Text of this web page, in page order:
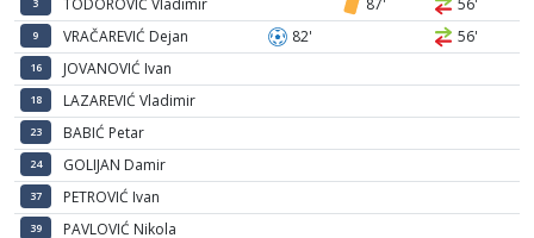
3 TODOROVIĆ Vladimir 87' 56'
9 VRAČAREVIĆ Dejan 82' 56'
16 JOVANOVIĆ Ivan
18 LAZAREVIĆ Vladimir
23 BABIĆ Petar
24 GOLIJAN Damir
37 PETROVIĆ Ivan
39 PAVLOVIĆ Nikola